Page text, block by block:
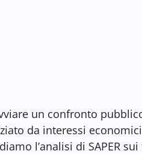
un confronto
da interessi
l’analisi di SAPER